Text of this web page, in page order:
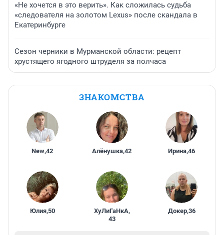
«Не хочется в это верить». Как сложилась судьба
«следователя на золотом Lexus» после скандала в
Екатеринбурге
Сезон черники в Мурманской области: рецепт
хрустящего ягодного штруделя за полчаса
ЗНАКОМСТВА
New,42 Алёнушка,42 Ирина,46
Юлия,50 ХуЛиГаНкА,
43
Докер,36